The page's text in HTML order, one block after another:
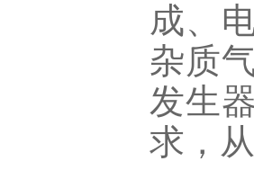
成、
杂质
发生
求，